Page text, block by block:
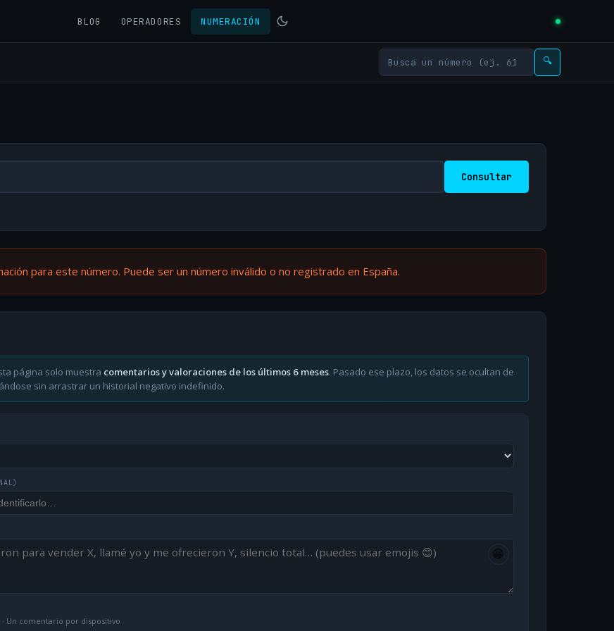
BLOG OPERADORES NUMERACIÓN
🔍
Consultar
para este número. Puede ser un número inválido o no registrado en España.
página solo muestra comentarios y valoraciones de los últimos 6 meses. Pasado ese plazo, los datos se ocultan de
sin arrastrar un historial negativo indefinido.
😀
· Un comentario por dispositivo